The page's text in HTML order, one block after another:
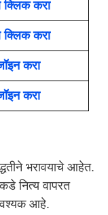
करा
करा
करा
करा
भरावयाचे आहेत.
नित्य वापरत
आहे.